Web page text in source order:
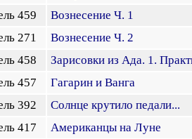
459
Вознесение Ч. 1
271
Вознесение Ч. 2
458
Зарисовки из Ада. 1.
457
Гагарин и Ванга
392
Солнце крутило педали...
417
Американцы на Луне